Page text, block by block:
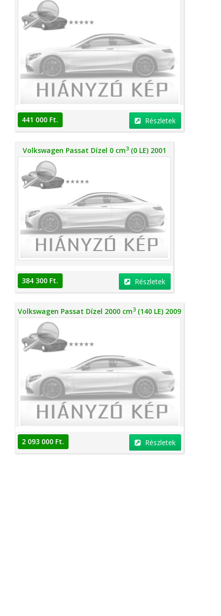
441 000 Ft. Részletek
Volkswagen Passat Dízel 0 cm3(0 LE) 2001
384 300 Ft. Részletek
Volkswagen Passat Dízel 2000 cm3 (140 LE) 2009
2 093 000 Ft. Részletek